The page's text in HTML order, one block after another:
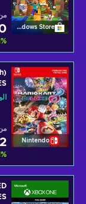
Windows Store
%
Nintendo
%